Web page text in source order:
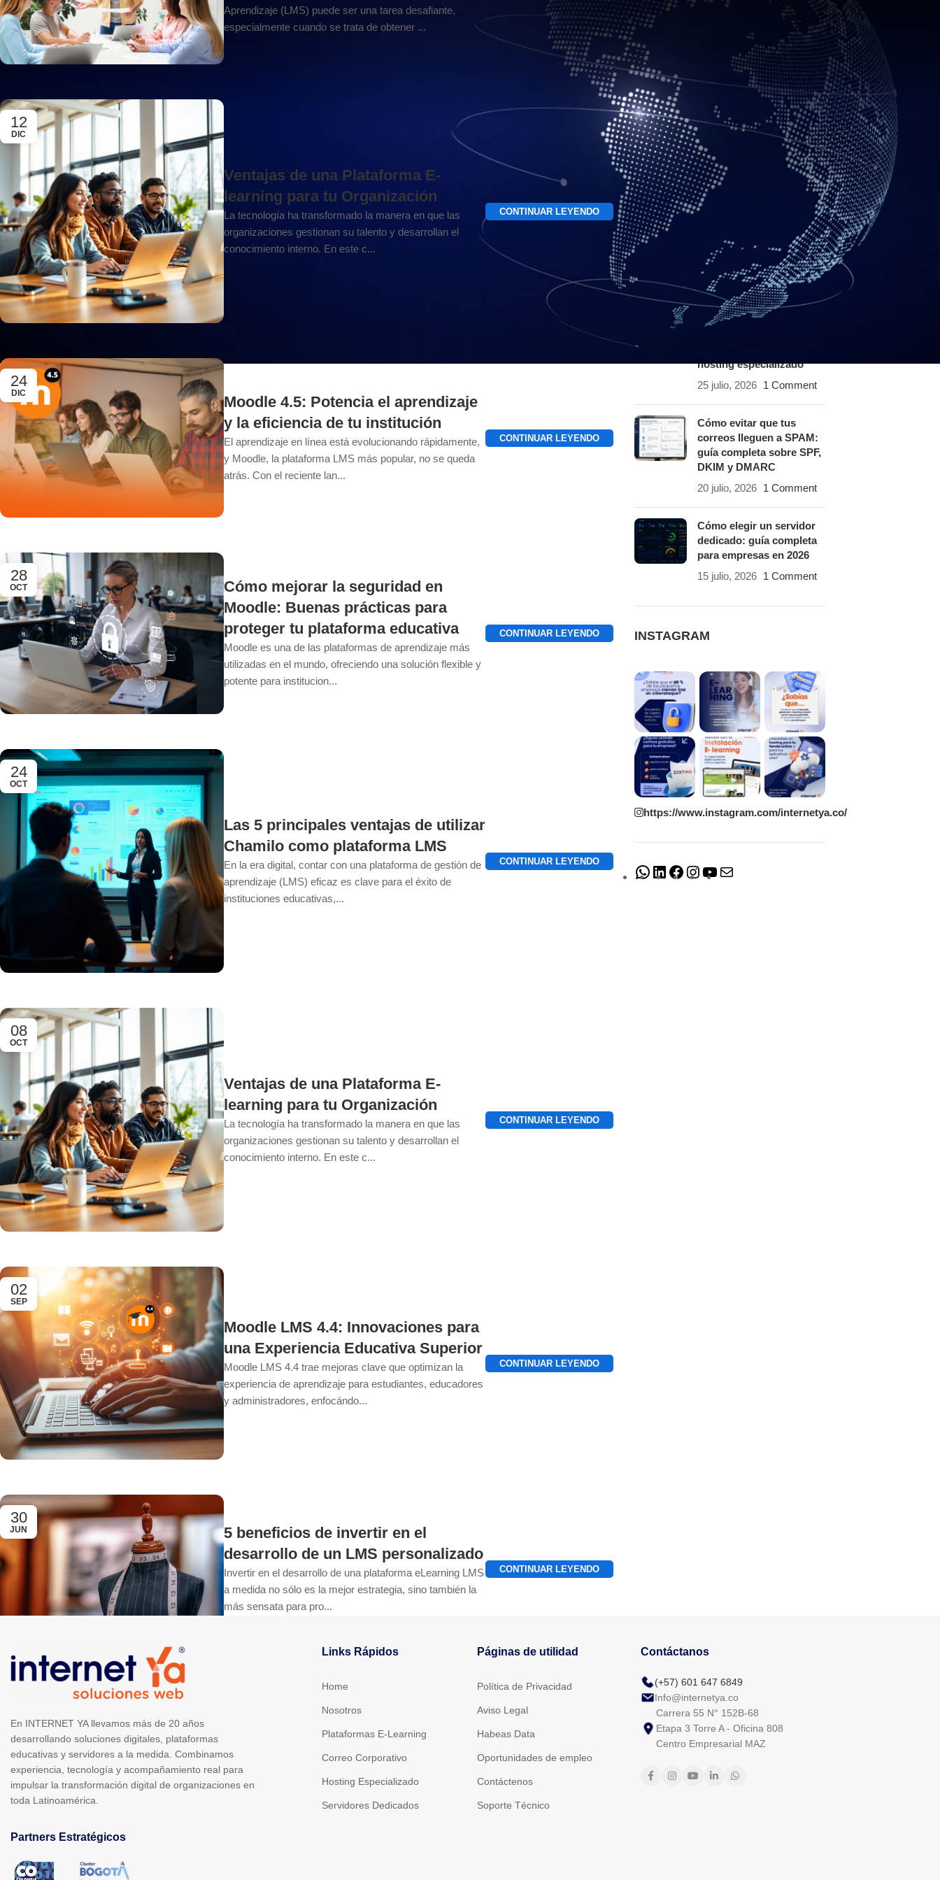
Aprendizaje (LMS) puede ser una tarea desafiante,
especialmente cuando se trata de obtener ...
12
DIC
Ventajas de una Plataforma E-
learning para tu Organización
La tecnología ha transformado la manera en que las
organizaciones gestionan su talento y desarrollan el
conocimiento interno. En este c...
CONTINUAR LEYENDO
24
DIC
Moodle 4.5: Potencia el aprendizaje
y la eficiencia de tu institución
El aprendizaje en línea está evolucionando rápidamente,
y Moodle, la plataforma LMS más popular, no se queda
atrás. Con el reciente lan...
CONTINUAR LEYENDO
28
OCT
Cómo mejorar la seguridad en
Moodle: Buenas prácticas para
proteger tu plataforma educativa
Moodle es una de las plataformas de aprendizaje más
utilizadas en el mundo, ofreciendo una solución flexible y
potente para institucion...
CONTINUAR LEYENDO
24
OCT
Las 5 principales ventajas de utilizar
Chamilo como plataforma LMS
En la era digital, contar con una plataforma de gestión de
aprendizaje (LMS) eficaz es clave para el éxito de
instituciones educativas,...
CONTINUAR LEYENDO
08
OCT
Ventajas de una Plataforma E-
learning para tu Organización
La tecnología ha transformado la manera en que las
organizaciones gestionan su talento y desarrollan el
conocimiento interno. En este c...
CONTINUAR LEYENDO
02
SEP
Moodle LMS 4.4: Innovaciones para
una Experiencia Educativa Superior
Moodle LMS 4.4 trae mejoras clave que optimizan la
experiencia de aprendizaje para estudiantes, educadores
y administradores, enfocándo...
CONTINUAR LEYENDO
30
JUN
5 beneficios de invertir en el
desarrollo de un LMS personalizado
Invertir en el desarrollo de una plataforma eLearning LMS
a medida no sólo es la mejor estrategia, sino también la
más sensata para pro...
CONTINUAR LEYENDO
CATEGORÍAS
Aplicativos Web
Chamilo
Correo Empresarial
E-commerce
E-learning
Hosting y Servidores
Moodle
Sitios Web
Últimos Artículos
Wordpress
POST RECIENTES
¿Por qué un sitio web es
hosting especializado
25 julio, 2026 1 Comment
Cómo evitar que tus
correos lleguen a SPAM:
guía completa sobre SPF,
DKIM y DMARC
20 julio, 2026 1 Comment
Cómo elegir un servidor
dedicado: guía completa
para empresas en 2026
15 julio, 2026 1 Comment
INSTAGRAM
https://www.instagram.com/internetya.co/
En INTERNET YA llevamos más de 20 años
desarrollando soluciones digitales, plataformas
educativas y servidores a la medida. Combinamos
experiencia, tecnología y acompañamiento real para
impulsar la transformación digital de organizaciones en
toda Latinoamérica.
Partners Estratégicos
Links Rápidos
Home
Nosotros
Plataformas E-Learning
Correo Corporativo
Hosting Especializado
Servidores Dedicados
Páginas de utilidad
Política de Privacidad
Aviso Legal
Habeas Data
Oportunidades de empleo
Contáctenos
Soporte Técnico
Contáctanos
(+57) 601 647 6849
Info@internetya.co
Carrera 55 N° 152B-68
Etapa 3 Torre A - Oficina 808
Centro Empresarial MAZ